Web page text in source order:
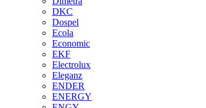
DKC
Dospel
Ecola
Economic
EKF
Electrolux
Eleganz
ENDER
ENERGY